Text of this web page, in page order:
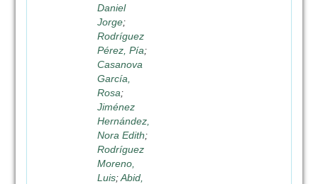
Daniel
Jorge;
Rodríguez
Pérez, Pía;
Casanova
García,
Rosa;
Jiménez
Hernández,
Nora Edith;
Rodríguez
Moreno,
Luis;Abid,